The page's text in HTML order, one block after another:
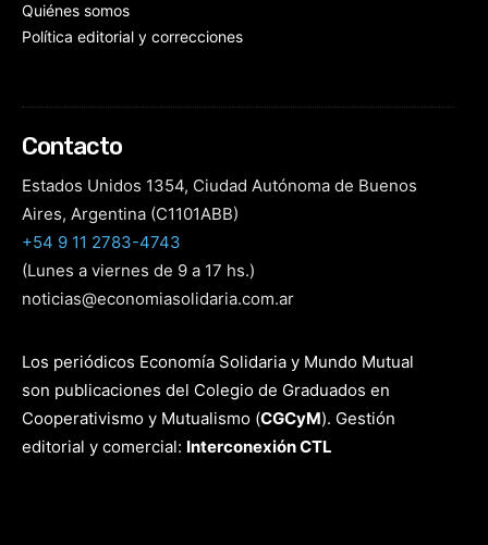
Quiénes somos
Política editorial y correcciones
Contacto
Estados Unidos 1354, Ciudad Autónoma de Buenos
Aires, Argentina (C1101ABB)
+54 9 11 2783-4743
(Lunes a viernes de 9 a 17 hs.)
noticias@economiasolidaria.com.ar
Los periódicos Economía Solidaria y Mundo Mutual
son publicaciones del Colegio de Graduados en
Cooperativismo y Mutualismo (CGCyM). Gestión
editorial y comercial: Interconexión CTL